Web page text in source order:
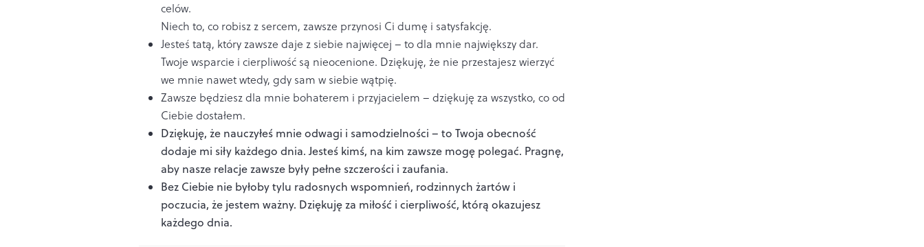
celów.
Niech to, co robisz z sercem, zawsze przynosi Ci dumę i satysfakcję.
Jesteś tatą, który zawsze daje z siebie najwięcej – to dla mnie największy dar.
Twoje wsparcie i cierpliwość są nieocenione. Dziękuję, że nie przestajesz wierzyć
we mnie nawet wtedy, gdy sam w siebie wątpię.
Zawsze będziesz dla mnie bohaterem i przyjacielem – dziękuję za wszystko, co od
Ciebie dostałem.
Dziękuję, że nauczyłeś mnie odwagi i samodzielności – to Twoja obecność
dodaje mi siły każdego dnia. Jesteś kimś, na kim zawsze mogę polegać. Pragnę,
aby nasze relacje zawsze były pełne szczerości i zaufania.
Bez Ciebie nie byłoby tylu radosnych wspomnień, rodzinnych żartów i
poczucia, że jestem ważny. Dziękuję za miłość i cierpliwość, którą okazujesz
każdego dnia.